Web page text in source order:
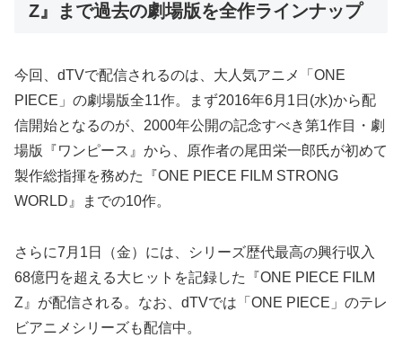
Z』まで過去の劇場版を全作ラインナップ
今回、dTVで配信されるのは、大人気アニメ「ONE
PIECE」の劇場版全11作。まず2016年6月1日(水)から配
信開始となるのが、2000年公開の記念すべき第1作目・劇
場版『ワンピース』から、原作者の尾田栄一郎氏が初めて
製作総指揮を務めた『ONE PIECE FILM STRONG
WORLD』までの10作。
さらに7月1日（金）には、シリーズ歴代最高の興行収入
68億円を超える大ヒットを記録した『ONE PIECE FILM
Z』が配信される。なお、dTVでは「ONE PIECE」のテレ
ビアニメシリーズも配信中。